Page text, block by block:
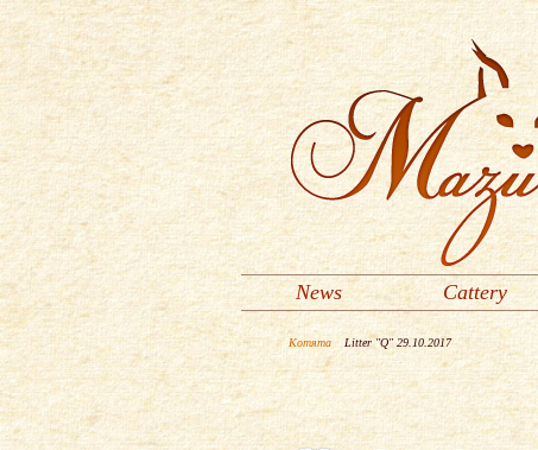
News Cattery
Котята Litter "Q" 29.10.2017